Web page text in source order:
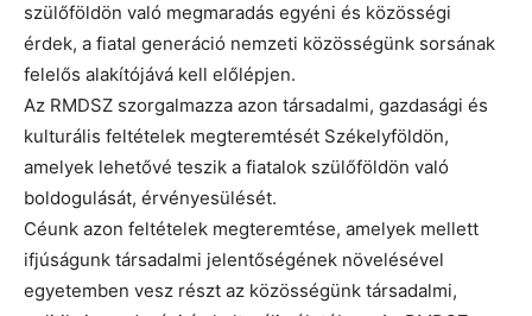
szülőföldön való megmaradás egyéni és közösségi
érdek, a fiatal generáció nemzeti közösségünk sorsának
felelős alakítójává kell előlépjen.
Az RMDSZ szorgalmazza azon társadalmi, gazdasági és
kulturális feltételek megteremtését Székelyföldön,
amelyek lehetővé teszik a fiatalok szülőföldön való
boldogulását, érvényesülését.
Céunk azon feltételek megteremtése, amelyek mellett
ifjúságunk társadalmi jelentőségének növelésével
egyetemben vesz részt az közösségünk társadalmi,